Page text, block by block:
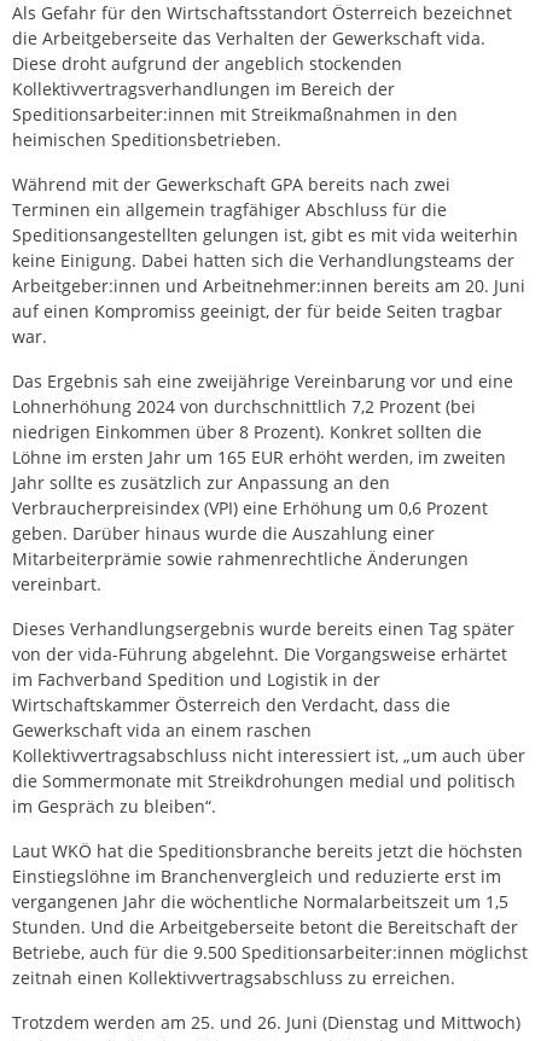
Als Gefahr für den Wirtschaftsstandort Österreich bezeichnet
die Arbeitgeberseite das Verhalten der Gewerkschaft vida.
Diese droht aufgrund der angeblich stockenden
Kollektivvertragsverhandlungen im Bereich der
Speditionsarbeiter:innen mit Streikmaßnahmen in den
heimischen Speditionsbetrieben.
Während mit der Gewerkschaft GPA bereits nach zwei
Terminen ein allgemein tragfähiger Abschluss für die
Speditionsangestellten gelungen ist, gibt es mit vida weiterhin
keine Einigung. Dabei hatten sich die Verhandlungsteams der
Arbeitgeber:innen und Arbeitnehmer:innen bereits am 20. Juni
auf einen Kompromiss geeinigt, der für beide Seiten tragbar
war.
Das Ergebnis sah eine zweijährige Vereinbarung vor und eine
Lohnerhöhung 2024 von durchschnittlich 7,2 Prozent (bei
niedrigen Einkommen über 8 Prozent). Konkret sollten die
Löhne im ersten Jahr um 165 EUR erhöht werden, im zweiten
Jahr sollte es zusätzlich zur Anpassung an den
Verbraucherpreisindex (VPI) eine Erhöhung um 0,6 Prozent
geben. Darüber hinaus wurde die Auszahlung einer
Mitarbeiterprämie sowie rahmenrechtliche Änderungen
vereinbart.
Dieses Verhandlungsergebnis wurde bereits einen Tag später
von der vida-Führung abgelehnt. Die Vorgangsweise erhärtet
im Fachverband Spedition und Logistik in der
Wirtschaftskammer Österreich den Verdacht, dass die
Gewerkschaft vida an einem raschen
Kollektivvertragsabschluss nicht interessiert ist, „um auch über
die Sommermonate mit Streikdrohungen medial und politisch
im Gespräch zu bleiben“.
Laut WKÖ hat die Speditionsbranche bereits jetzt die höchsten
Einstiegslöhne im Branchenvergleich und reduzierte erst im
vergangenen Jahr die wöchentliche Normalarbeitszeit um 1,5
Stunden. Und die Arbeitgeberseite betont die Bereitschaft der
Betriebe, auch für die 9.500 Speditionsarbeiter:innen möglichst
zeitnah einen Kollektivvertragsabschluss zu erreichen.
Trotzdem werden am 25. und 26. Juni (Dienstag und Mittwoch)